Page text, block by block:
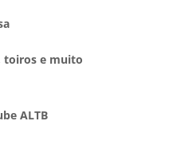
toiros e muito
ALTB